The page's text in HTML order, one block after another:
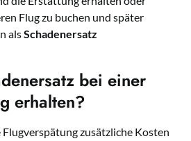
Flug zu buchen und später
alsSchadenersatz
bei einer
erhalten?
zusätzliche Kosten